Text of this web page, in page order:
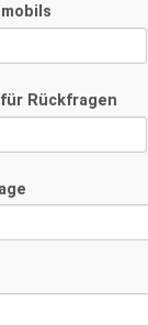
Rückfragen